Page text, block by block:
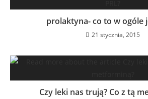
prolaktyna- co to w ogóle
21 stycznia, 2015
Czy leki nas trują? Co z tą